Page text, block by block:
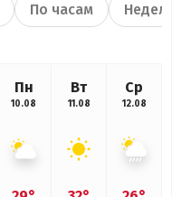
По часам
Пн
10.08
Вт
11.08
Ср
12.08